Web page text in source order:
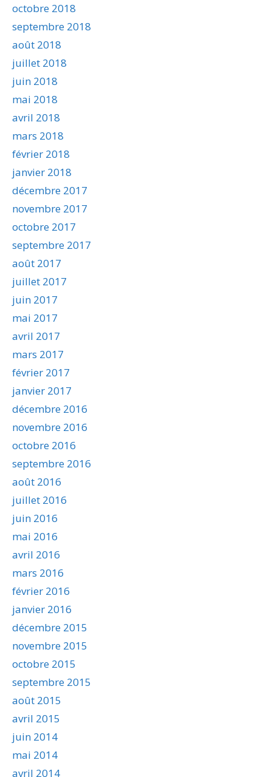
octobre 2018
septembre 2018
août 2018
juillet 2018
juin 2018
mai 2018
avril 2018
mars 2018
février 2018
janvier 2018
décembre 2017
novembre 2017
octobre 2017
septembre 2017
août 2017
juillet 2017
juin 2017
mai 2017
avril 2017
mars 2017
février 2017
janvier 2017
décembre 2016
novembre 2016
octobre 2016
septembre 2016
août 2016
juillet 2016
juin 2016
mai 2016
avril 2016
mars 2016
février 2016
janvier 2016
décembre 2015
novembre 2015
octobre 2015
septembre 2015
août 2015
avril 2015
juin 2014
mai 2014
avril 2014